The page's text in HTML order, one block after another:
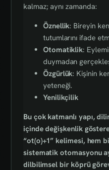
kalmaz; aynı zamanda:
Öznellik: Bireyin
tutumlarını ifade
Otomatiklik:
duymadan
Özgürlük: Kişinin
yeteneği.
Yenilikçilik
Bu çok katmanlı yapı,
içinde değişkenlik
“ot(o)+1” kelimesi, hem
sistematik otomasyonu
dilbilimsel bir köprü